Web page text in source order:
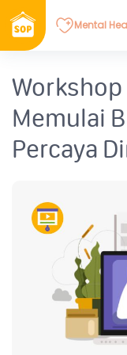
Mental
Memulai
Percaya